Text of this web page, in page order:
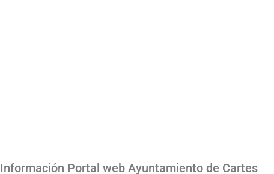
Información Portal web Ayuntamiento de Cartes